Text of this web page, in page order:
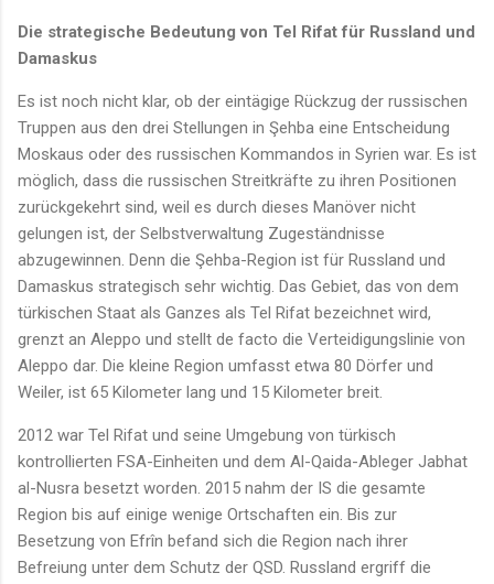
Die strategische Bedeutung von Tel Rifat für Russland und
Damaskus
Es ist noch nicht klar, ob der eintägige Rückzug der russischen
Truppen aus den drei Stellungen in Şehba eine Entscheidung
Moskaus oder des russischen Kommandos in Syrien war. Es ist
möglich, dass die russischen Streitkräfte zu ihren Positionen
zurückgekehrt sind, weil es durch dieses Manöver nicht
gelungen ist, der Selbstverwaltung Zugeständnisse
abzugewinnen. Denn die Şehba-Region ist für Russland und
Damaskus strategisch sehr wichtig. Das Gebiet, das von dem
türkischen Staat als Ganzes als Tel Rifat bezeichnet wird,
grenzt an Aleppo und stellt de facto die Verteidigungslinie von
Aleppo dar. Die kleine Region umfasst etwa 80 Dörfer und
Weiler, ist 65 Kilometer lang und 15 Kilometer breit.
2012 war Tel Rifat und seine Umgebung von türkisch
kontrollierten FSA-Einheiten und dem Al-Qaida-Ableger Jabhat
al-Nusra besetzt worden. 2015 nahm der IS die gesamte
Region bis auf einige wenige Ortschaften ein. Bis zur
Besetzung von Efrîn befand sich die Region nach ihrer
Befreiung unter dem Schutz der QSD. Russland ergriff die